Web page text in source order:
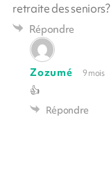
retraite des seniors?
Répondre
Zozumé 9 mois
👍
Répondre